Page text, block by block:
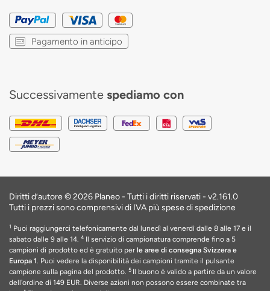
Pagamento in anticipo
Successivamente spediamo con
Diritti d’autore © 2026 Planeo - Tutti i diritti riservati - v2.161.0
Tutti i prezzi sono comprensivi di IVA più spese di spedizione
1 Puoi raggiungerci telefonicamente dal lunedì al venerdì dalle 8 alle 17 e il
sabato dalle 9 alle 14. 4 Il servizio di campionatura comprende fino a 5
campioni di prodotto ed è gratuito per le aree di consegna Svizzera e
Europa 1. Puoi vedere la disponibilità dei campioni tramite il pulsante
campione sulla pagina del prodotto. 5 Il buono è valido a partire da un valore
dell'ordine di 149 EUR. Diverse azioni non possono essere combinate tra